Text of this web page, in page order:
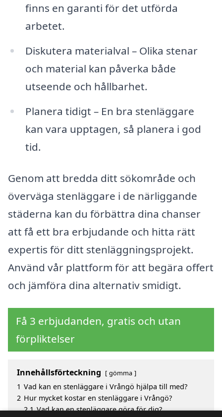
finns en garanti för det utförda
arbetet.
Diskutera materialval – Olika stenar
och material kan påverka både
utseende och hållbarhet.
Planera tidigt – En bra stenläggare
kan vara upptagen, så planera i god
tid.
Genom att bredda ditt sökområde och
överväga stenläggare i de närliggande
städerna kan du förbättra dina chanser
att få ett bra erbjudande och hitta rätt
expertis för ditt stenläggningsprojekt.
Använd vår plattform för att begära offert
och jämföra dina alternativ smidigt.
Få 3 erbjudanden, gratis och utan
förpliktelser
Innehållsförteckning gömma
1 Vad kan en stenläggare i Vrångö hjälpa till med?
2 Hur mycket kostar en stenläggare i Vrångö?
2.1 Vad kan en stenläggare göra för dig?